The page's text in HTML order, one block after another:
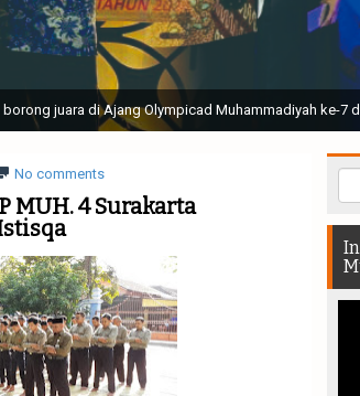
( TSPM ) di Stadion Manahan Solo || Ir. H.
tari memukau seluruh Muktamar dan Muktamirin yang
No comments
MUH. 4 Surakarta